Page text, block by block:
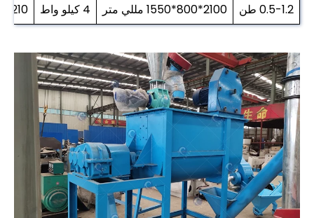
0.5-1.2 طن
2100*800*1550 مللي متر 4 كيلو واط 210 كجم